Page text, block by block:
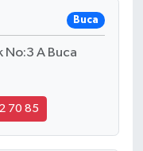
Buca
No:3 A Buca
70 85